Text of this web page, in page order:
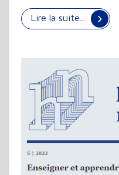
Lire la suite...